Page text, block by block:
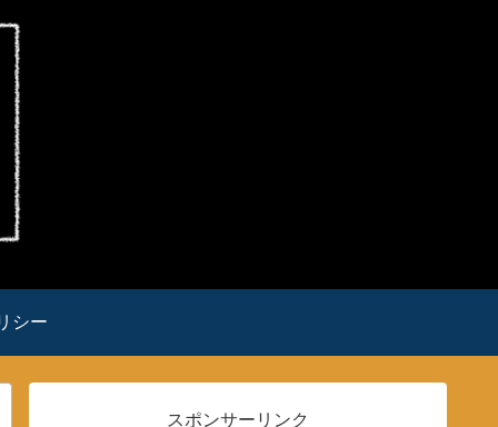
シー
スポンサーリンク